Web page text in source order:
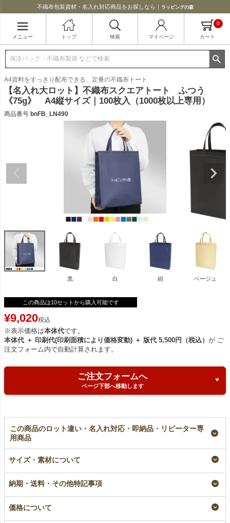
不織布包装資材・名入れ対応商品をお探しなら｜ ラッピングの森
メニュー トップ 検索 マイページ カート
0
A4資料をすっきり配布できる、定番の不織布トート
【名入れ大ロット】不織布スクエアトート ふつう
《75g》 A4縦サイズ｜100枚入（1000枚以上専用）
商品番号 bnFB_LN490
黒 白 紺 ベージュ
この商品は10セットから購入可能です
¥9,020税込
※表示価格は本体代です。
本体代 ＋ 印刷代(印刷面積により価格変動) ＋ 版代 5,500円（税込） が ご
注文フォーム内で自動計算されます。
ご注文フォームへ
ページ下部へ移動します
この商品のロット違い・名入れ対応・即納品・リピーター専
用商品
【名入れ／リピーター
専用】不織布スクエア
《75g》 A4縦サイズ
｜ 100枚入
税込
【小ロット】不織布ス
｜10枚入～
小ロット
不織布スクエアトー
ト ふつう《75g》
～
サイズ・素材について
納期・送料・その他特記事項
価格について